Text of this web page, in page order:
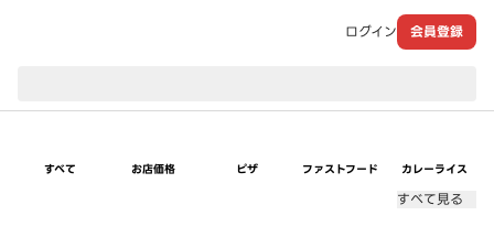
ログイン 会員登録
すべて お店価格 ピザ ファストフード カレーライス
すべて見る